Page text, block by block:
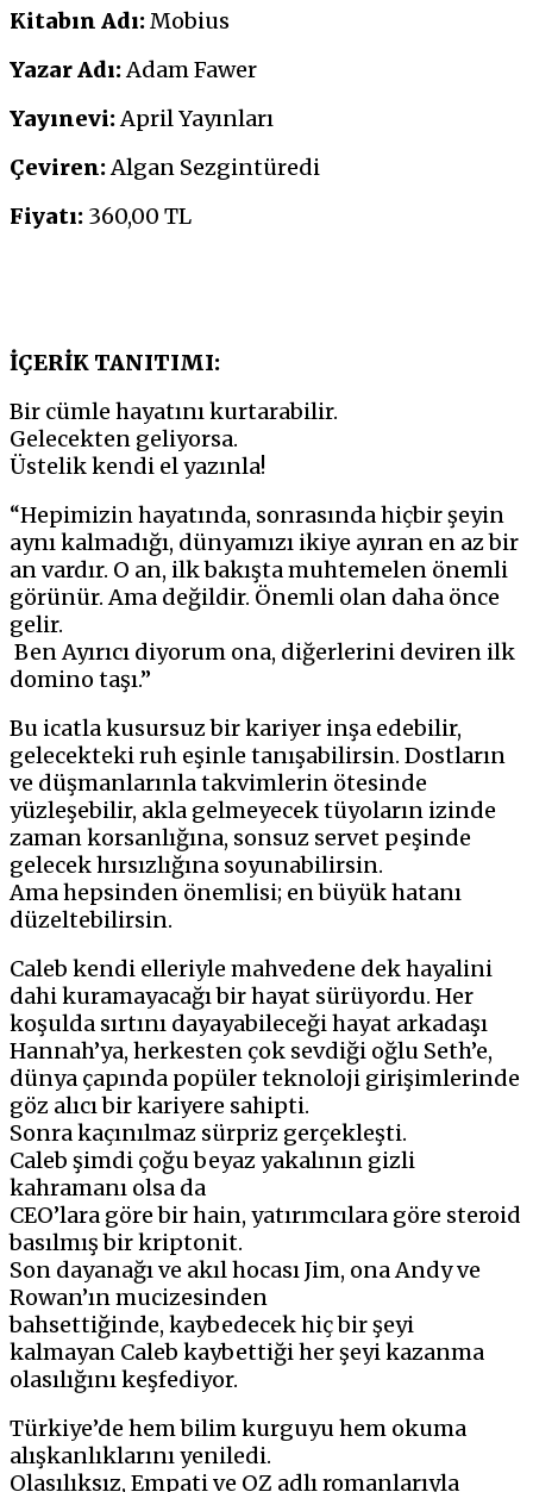
Kitabın Adı:Mobius
Yazar Adı:Adam Fawer
Yayınevi:April Yayınları
Çeviren:Algan Sezgintüredi
Fiyatı: 360,00 TL
İÇERİK TANITIMI:
Bir cümle hayatını kurtarabilir.
Gelecekten geliyorsa.
Üstelik kendi el yazınla!
“Hepimizin hayatında, sonrasında hiçbir şeyin
aynı kalmadığı, dünyamızı ikiye ayıran en az bir
an vardır. O an, ilk bakışta muhtemelen önemli
görünür. Ama değildir. Önemli olan daha önce
gelir.
Ben Ayırıcı diyorum ona, diğerlerini deviren ilk
domino taşı.”
Bu icatla kusursuz bir kariyer inşa edebilir,
gelecekteki ruh eşinle tanışabilirsin. Dostların
ve düşmanlarınla takvimlerin ötesinde
yüzleşebilir, akla gelmeyecek tüyoların izinde
zaman korsanlığına, sonsuz servet peşinde
gelecek hırsızlığına soyunabilirsin.
Ama hepsinden önemlisi; en büyük hatanı
düzeltebilirsin.
Caleb kendi elleriyle mahvedene dek hayalini
dahi kuramayacağı bir hayat sürüyordu. Her
koşulda sırtını dayayabileceği hayat arkadaşı
Hannah’ya, herkesten çok sevdiği oğlu Seth’e,
dünya çapında popüler teknoloji girişimlerinde
göz alıcı bir kariyere sahipti.
Sonra kaçınılmaz sürpriz gerçekleşti.
Caleb şimdi çoğu beyaz yakalının gizli
kahramanı olsa da
CEO’lara göre bir hain, yatırımcılara göre steroid
basılmış bir kriptonit.
Son dayanağı ve akıl hocası Jim, ona Andy ve
Rowan’ın mucizesinden
bahsettiğinde, kaybedecek hiç bir şeyi
kalmayan Caleb kaybettiği her şeyi kazanma
olasılığını keşfediyor.
Türkiye’de hem bilim kurguyu hem okuma
alışkanlıklarını yeniledi.
Olasılıksız, Empati ve OZ adlı romanlarıyla